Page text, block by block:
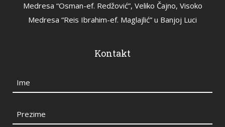
Medresa “Osman-ef. Redžović”, Veliko Čajno, Visoko
Medresa “Reis Ibrahim-ef. Maglajlić” u Banjoj Luci
Kontakt
Ime
Prezime